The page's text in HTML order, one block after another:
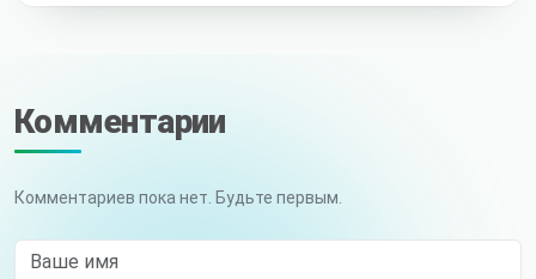
Комментарии
Комментариев пока нет. Будьте первым.
Ваше имя